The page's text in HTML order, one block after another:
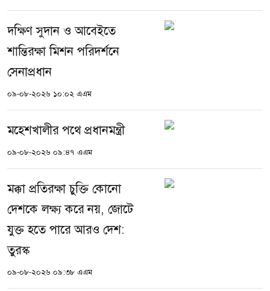
দক্ষিণ সুদান ও আবেইতে
শান্তিরক্ষা মিশন পরিদর্শনে
সেনাপ্রধান
০৯-০৮-২০২৬ ১০:০২ এএম
মহেশখালীর পথে প্রধানমন্ত্রী
০৯-০৮-২০২৬ ০৯:৪৭ এএম
মক্কা প্রতিরক্ষা চুক্তি কোনো
দেশকে লক্ষ্য করে নয়, জোটে
যুক্ত হতে পারে আরও দেশ:
তুরস্ক
০৯-০৮-২০২৬ ০৯:৩৮ এএম